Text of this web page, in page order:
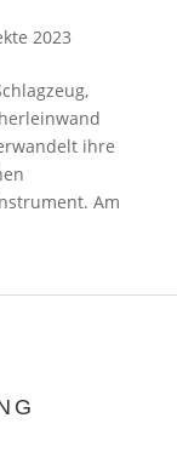
2023
ihre
Am